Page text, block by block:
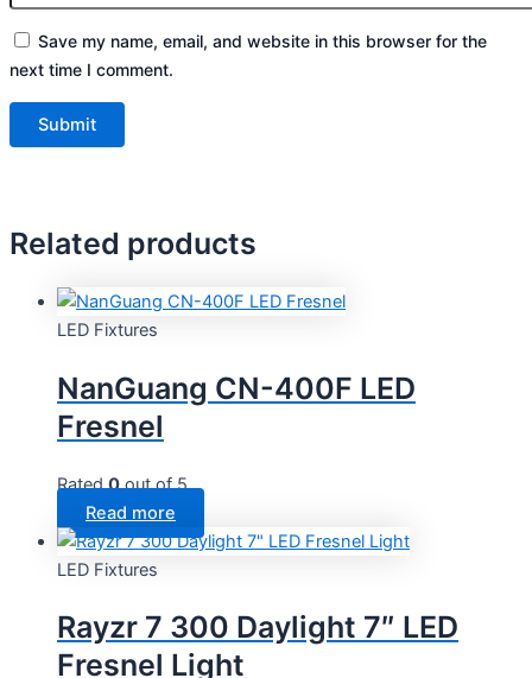
Save my name, email, and website in this browser for the
next time I comment.
Related products
LED Fixtures
NanGuang CN-400F LED
Fresnel
Rated0out of 5
Read more
LED Fixtures
Rayzr 7 300 Daylight 7″ LED
Fresnel Light